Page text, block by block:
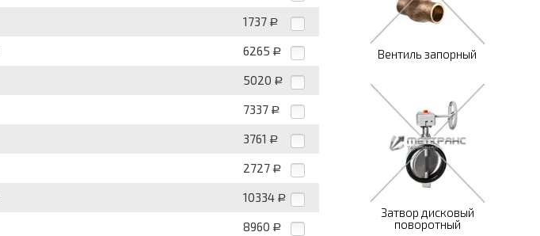
1737 Р
6265 Р
5020 Р
7337 Р
3761 Р
2727 Р
10334 Р
8960 Р
Вентиль запорный
Затвор дисковый
поворотный